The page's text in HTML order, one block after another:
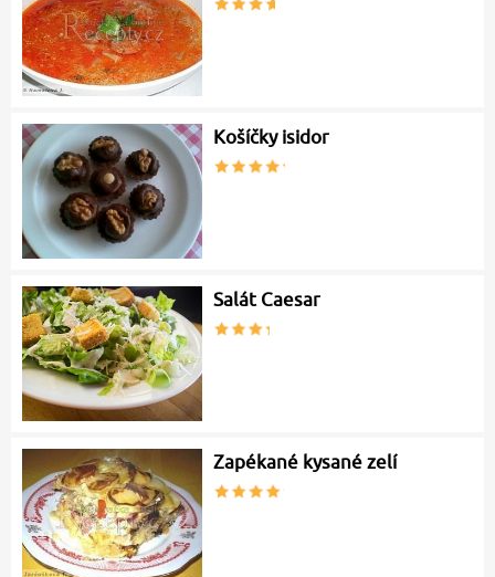
Košíčky isidor
Salát Caesar
Zapékané kysané zelí